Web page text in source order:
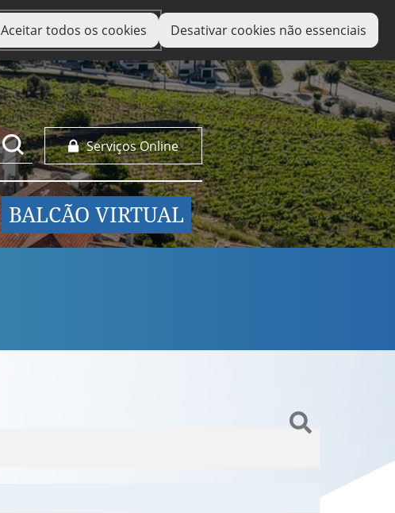
Aceitar todos os cookies Desativar cookies não essenciais
Serviços Online
BALCÃO VIRTUAL